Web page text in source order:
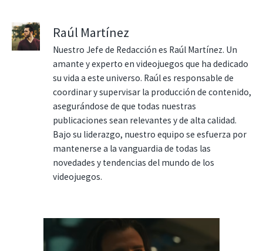
Raúl Martínez
Nuestro Jefe de Redacción es Raúl Martínez. Un
amante y experto en videojuegos que ha dedicado
su vida a este universo. Raúl es responsable de
coordinar y supervisar la producción de contenido,
asegurándose de que todas nuestras
publicaciones sean relevantes y de alta calidad.
Bajo su liderazgo, nuestro equipo se esfuerza por
mantenerse a la vanguardia de todas las
novedades y tendencias del mundo de los
videojuegos.